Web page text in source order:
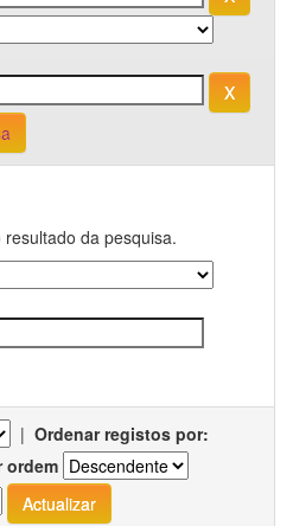
da pesquisa.
| Ordenar registos por:
ordem